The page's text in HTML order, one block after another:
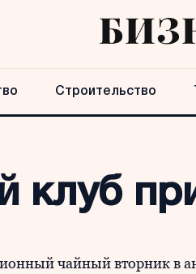
Строительство
клуб
чайный вторник в